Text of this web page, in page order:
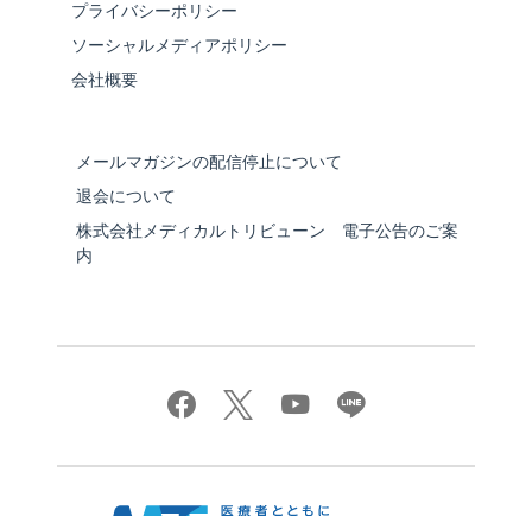
プライバシーポリシー
ソーシャルメディアポリシー
会社概要
メールマガジンの配信停止について
退会について
株式会社メディカルトリビューン 電子公告のご案
内